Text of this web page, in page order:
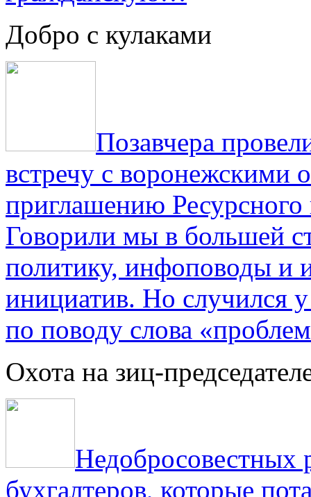
Добро с кулаками
Позавчера
встречу с воронежскими
приглашению
Говорили мы в большей
политику, инфоповоды
инициатив. Но случился
по поводу слова
Охота на зиц-
Недобросовестных
бухгалтеров, которые